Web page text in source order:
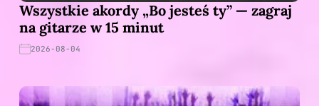
Wszystkie akordy „Bo jesteś ty” — zagraj
na gitarze w 15 minut
2026-08-04